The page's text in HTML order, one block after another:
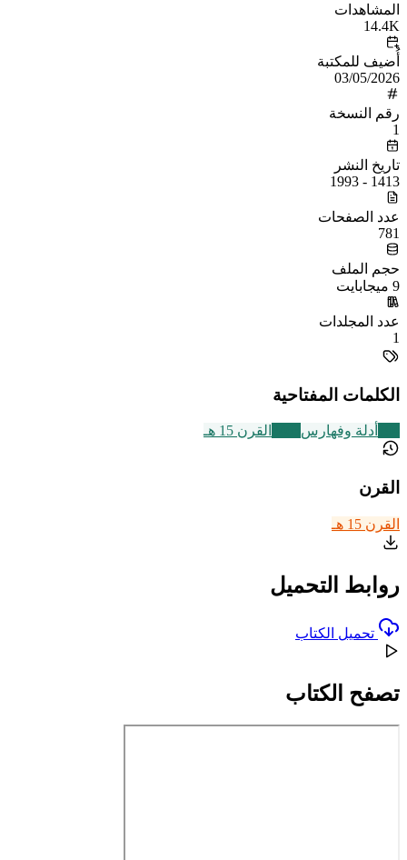
المشاهدات
14.4K
أُضيف للمكتبة
03/05/2026
رقم النسخة
1
تاريخ النشر
1413 - 1993
عدد الصفحات
781
حجم الملف
9 ميجابايت
عدد المجلدات
1
الكلمات المفتاحية
أدلة وفهارس القرن 15 هـ
القرن
القرن 15 هـ
روابط التحميل
تحميل الكتاب
تصفح الكتاب